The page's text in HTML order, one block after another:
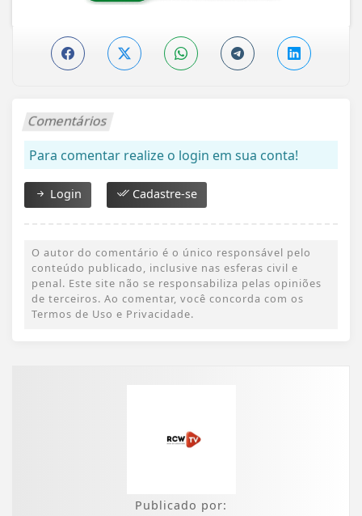
Comentários
Para comentar realize o login em sua conta!
Login Cadastre-se
O autor do comentário é o único responsável pelo
conteúdo publicado, inclusive nas esferas civil e
penal. Este site não se responsabiliza pelas opiniões
de terceiros. Ao comentar, você concorda com os
Termos de Uso e Privacidade.
Publicado por: